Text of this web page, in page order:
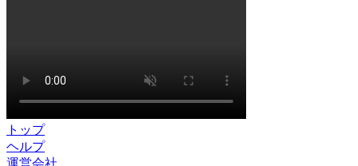
トップ
ヘルプ
運営会社